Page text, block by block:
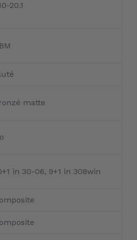
20.1
matte
in 30-06, 9+1 in 308win